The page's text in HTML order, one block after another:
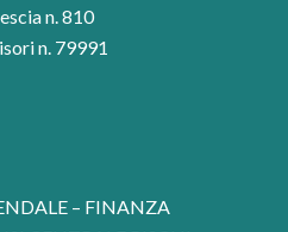
n. 810
n. 79991
– FINANZA